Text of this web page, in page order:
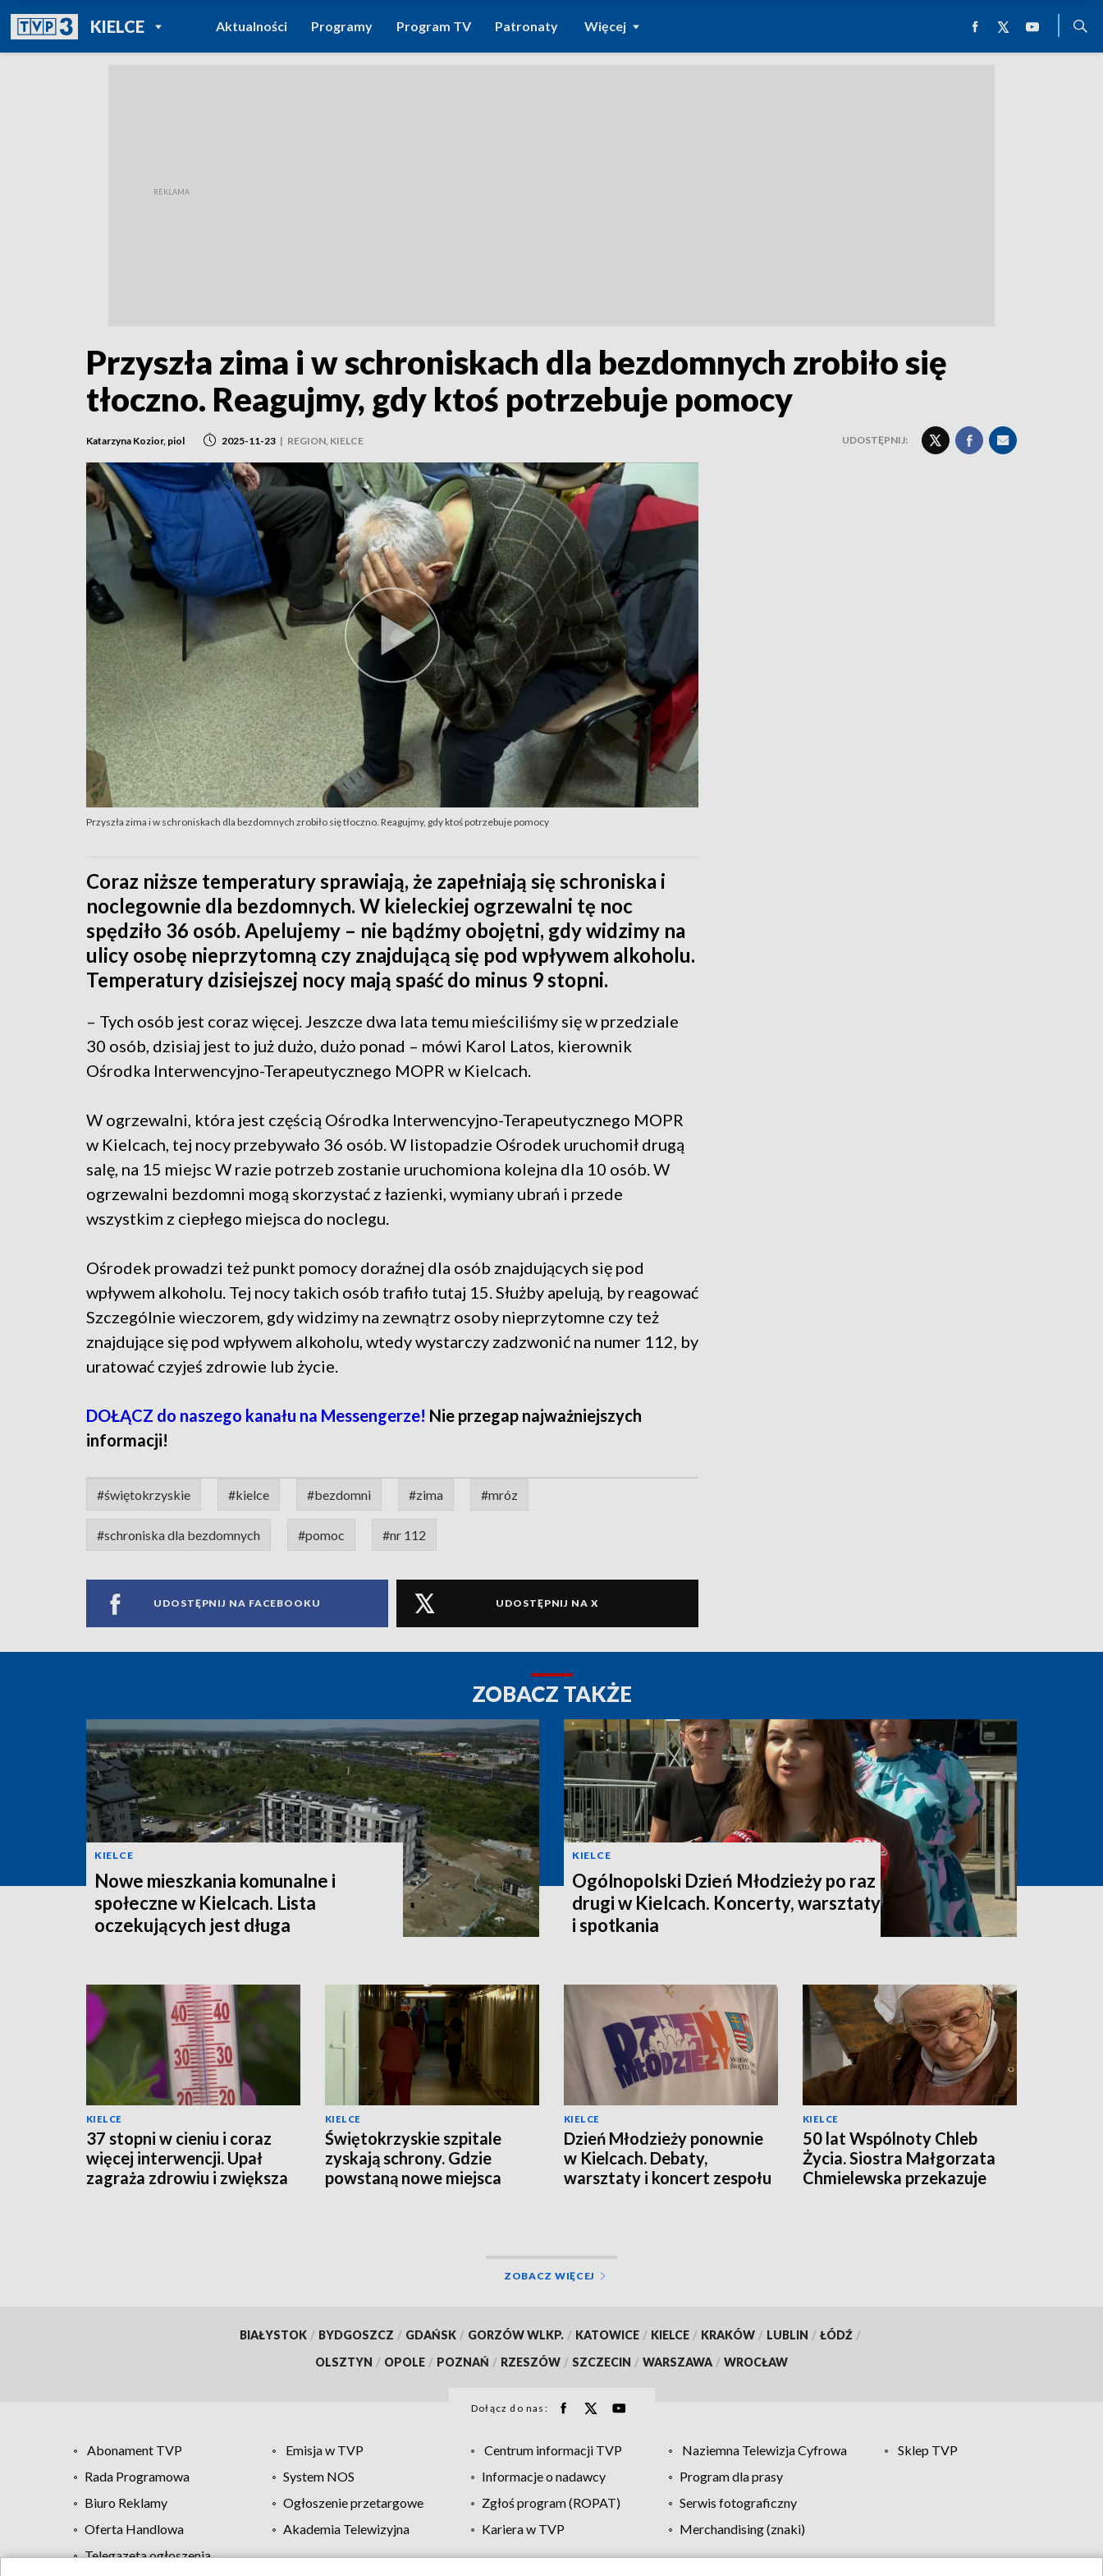
KIELCEPOWRÓT DO
TVP REGIONY
Aktualności Programy Program TV Patronaty Więcej
Przyszła zima i w schroniskach dla bezdomnych zrobiło się
tłoczno. Reagujmy, gdy ktoś potrzebuje pomocy
Katarzyna Kozior, piol 2025-11-23 | REGION, KIELCE UDOSTĘPNIJ:
Przyszła zima i w schroniskach dla bezdomnych zrobiło się tłoczno. Reagujmy, gdy ktoś potrzebuje pomocy
Coraz niższe temperatury sprawiają, że zapełniają się schroniska i
noclegownie dla bezdomnych. W kieleckiej ogrzewalni tę noc
spędziło 36 osób. Apelujemy – nie bądźmy obojętni, gdy widzimy na
ulicy osobę nieprzytomną czy znajdującą się pod wpływem alkoholu.
Temperatury dzisiejszej nocy mają spaść do minus 9 stopni.
– Tych osób jest coraz więcej. Jeszcze dwa lata temu mieściliśmy się w przedziale
30 osób, dzisiaj jest to już dużo, dużo ponad – mówi Karol Latos, kierownik
Ośrodka Interwencyjno-Terapeutycznego MOPR w Kielcach.
W ogrzewalni, która jest częścią Ośrodka Interwencyjno-Terapeutycznego MOPR
w Kielcach, tej nocy przebywało 36 osób. W listopadzie Ośrodek uruchomił drugą
salę, na 15 miejsc W razie potrzeb zostanie uruchomiona kolejna dla 10 osób. W
ogrzewalni bezdomni mogą skorzystać z łazienki, wymiany ubrań i przede
wszystkim z ciepłego miejsca do noclegu.
Ośrodek prowadzi też punkt pomocy doraźnej dla osób znajdujących się pod
wpływem alkoholu. Tej nocy takich osób trafiło tutaj 15. Służby apelują, by reagować
Szczególnie wieczorem, gdy widzimy na zewnątrz osoby nieprzytomne czy też
znajdujące się pod wpływem alkoholu, wtedy wystarczy zadzwonić na numer 112, by
uratować czyjeś zdrowie lub życie.
DOŁĄCZ do naszego kanału na Messengerze! Nie przegap najważniejszych
informacji!
#świętokrzyskie #kielce #bezdomni #zima #mróz
#schroniska dla bezdomnych #pomoc #nr 112
UDOSTĘPNIJ NA FACEBOOKU UDOSTĘPNIJ NA X
ZOBACZ TAKŻE
KIELCE
Nowe mieszkania komunalne i
społeczne w Kielcach. Lista
oczekujących jest długa
KIELCE
Ogólnopolski Dzień Młodzieży po raz
drugi w Kielcach. Koncerty, warsztaty
i spotkania
KIELCE
37 stopni w cieniu i coraz
więcej interwencji. Upał
zagraża zdrowiu i zwiększa
KIELCE
Świętokrzyskie szpitale
zyskają schrony. Gdzie
powstaną nowe miejsca
KIELCE
Dzień Młodzieży ponownie
w Kielcach. Debaty,
warsztaty i koncert zespołu
KIELCE
50 lat Wspólnoty Chleb
Życia. Siostra Małgorzata
Chmielewska przekazuje
ZOBACZ WIĘCEJ
BIAŁYSTOK / BYDGOSZCZ / GDAŃSK / GORZÓW WLKP. / KATOWICE / KIELCE / KRAKÓW / LUBLIN / ŁÓDŹ /
OLSZTYN / OPOLE / POZNAŃ / RZESZÓW / SZCZECIN / WARSZAWA / WROCŁAW
Dołącz do nas:
Abonament TVP Emisja w TVP Centrum informacji TVP Naziemna Telewizja Cyfrowa
Sklep TVP
Rada Programowa
System NOS Informacje o nadawcy
Program dla prasy
Biuro Reklamy
Ogłoszenie przetargowe Zgłoś program (ROPAT)
Serwis fotograficzny
Oferta Handlowa
Akademia Telewizyjna Kariera w TVP
Merchandising (znaki)
Telegazeta ogłoszenia